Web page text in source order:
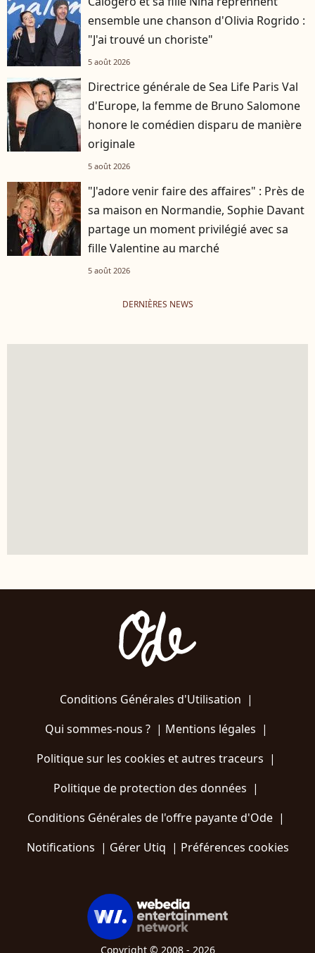
ensemble une chanson d'Olivia Rogrido :
"J'ai trouvé un choriste"
5 août 2026
Directrice générale de Sea Life Paris Val
d'Europe, la femme de Bruno Salomone
honore le comédien disparu de manière
originale
5 août 2026
"J'adore venir faire des affaires" : Près de
sa maison en Normandie, Sophie Davant
partage un moment privilégié avec sa
fille Valentine au marché
5 août 2026
DERNIÈRES NEWS
Conditions Générales d'Utilisation |
Qui sommes-nous ?| Mentions légales |
Politique sur les cookies et autres traceurs |
Politique de protection des données |
Conditions Générales de l'offre payante d'Ode |
Notifications | Gérer Utiq | Préférences cookies
Copyright © 2008 - 2026